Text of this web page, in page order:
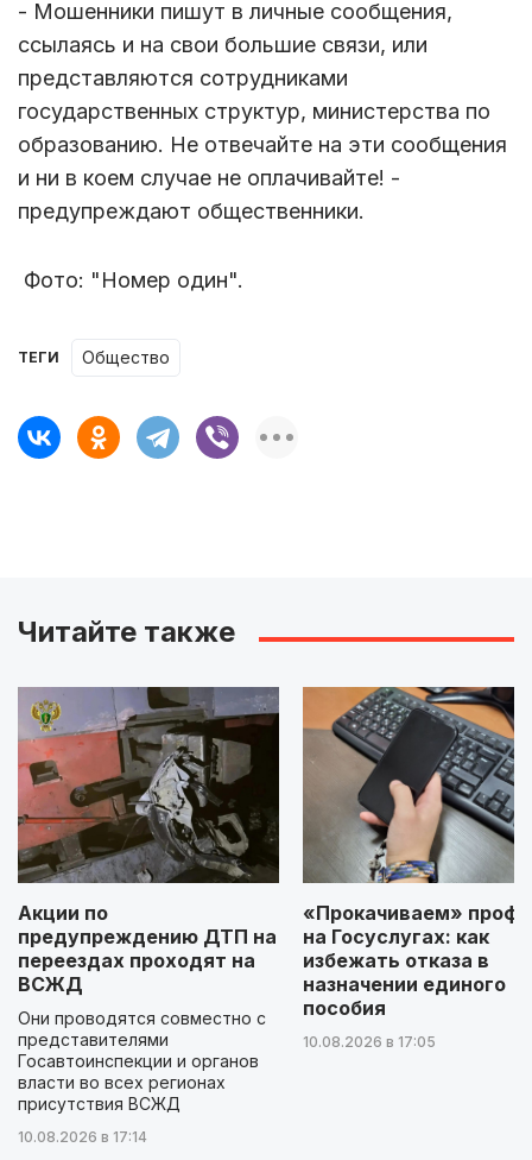
- Мошенники пишут в личные сообщения,
ссылаясь и на свои большие связи, или
представляются сотрудниками
государственных структур, министерства по
образованию. Не отвечайте на эти сообщения
и ни в коем случае не оплачивайте! -
предупреждают общественники.
Фото: "Номер один".
ТЕГИ Общество
Читайте также
Акции по
предупреждению ДТП на
переездах проходят на
ВСЖД
Они проводятся совместно с
представителями
Госавтоинспекции и органов
власти во всех регионах
присутствия ВСЖД
10.08.2026 в 17:14
«Прокачиваем»
на Госуслугах: как
избежать отказа в
назначении единого
пособия
10.08.2026 в 17:05